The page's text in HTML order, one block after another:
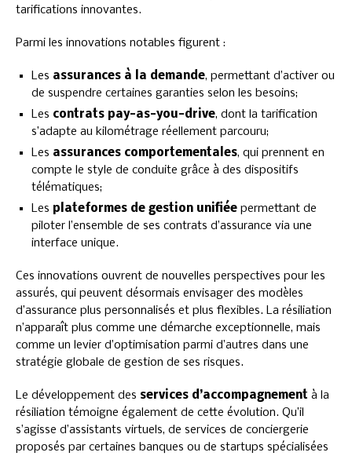
tarifications innovantes.
Parmi les innovations notables figurent :
Les assurances à la demande, permettant d’activer ou
de suspendre certaines garanties selon les besoins;
Les contrats pay-as-you-drive, dont la tarification
s’adapte au kilométrage réellement parcouru;
Les assurances comportementales, qui prennent en
compte le style de conduite grâce à des dispositifs
télématiques;
Les plateformes de gestion unifiée permettant de
piloter l’ensemble de ses contrats d’assurance via une
interface unique.
Ces innovations ouvrent de nouvelles perspectives pour les
assurés, qui peuvent désormais envisager des modèles
d’assurance plus personnalisés et plus flexibles. La résiliation
n’apparaît plus comme une démarche exceptionnelle, mais
comme un levier d’optimisation parmi d’autres dans une
stratégie globale de gestion de ses risques.
Le développement des services d’accompagnement à la
résiliation témoigne également de cette évolution. Qu’il
s’agisse d’assistants virtuels, de services de conciergerie
proposés par certaines banques ou de startups spécialisées